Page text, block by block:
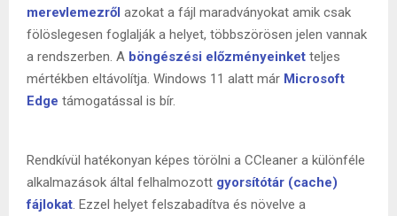
merevlemezről azokat a fájl maradványokat amik csak
fölöslegesen foglalják a helyet, többszörösen jelen vannak
a rendszerben. A böngészési előzményeinket teljes
mértékben eltávolítja. Windows 11 alatt már Microsoft
Edge támogatással is bír.
Rendkívül hatékonyan képes törölni a CCleaner a különféle
alkalmazások által felhalmozott gyorsítótár (cache)
fájlokat. Ezzel helyet felszabadítva és növelve a